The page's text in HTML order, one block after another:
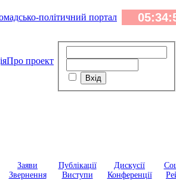
Про проект
Заяви
Звернення
Публікації
Виступи
Дискусії
Конференції